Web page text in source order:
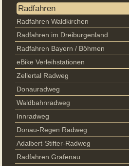
Radfahren
Radfahren Waldkirchen
Radfahren im Dreiburgenland
Radfahren Bayern / Böhmen
eBike Verleihstationen
Zellertal Radweg
Donauradweg
Waldbahnradweg
Innradweg
Donau-Regen Radweg
Adalbert-Stifter-Radweg
Radfahren Grafenau